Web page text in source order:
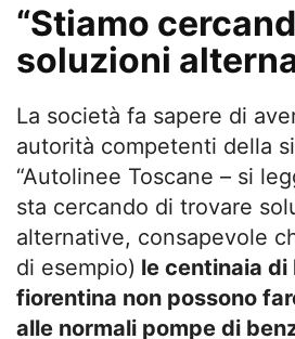
“Stiamo
soluzioni
La società fa sapere di
autorità competenti della
“Autolinee Toscane – si
sta cercando di trovare
alternative, consapevole
di esempio) le centinaia di
fiorentina non possono
alle normali pompe di